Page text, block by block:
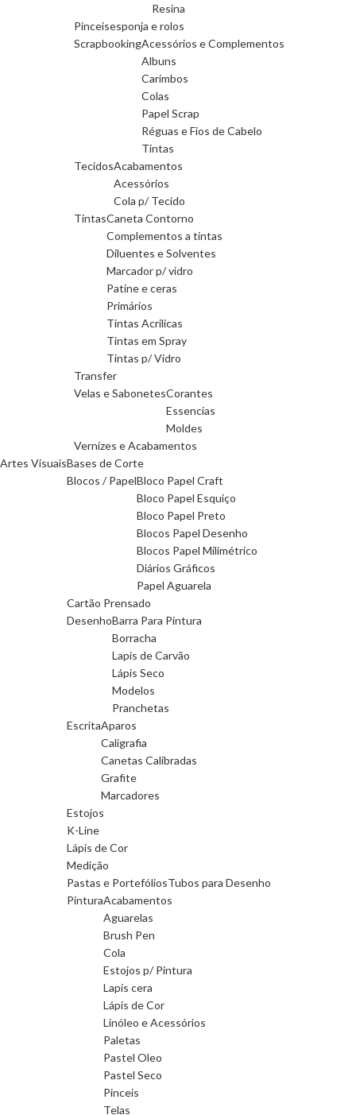
Resina
Pinceisesponja e rolos
ScrapbookingAcessórios e Complementos
Albuns
Carimbos
Colas
Papel Scrap
Réguas e Fios de Cabelo
Tintas
TecidosAcabamentos
Acessórios
Cola p/ Tecido
TintasCaneta Contorno
Complementos a tintas
Diluentes e Solventes
Marcador p/ vidro
Patine e ceras
Primários
Tintas Acrilicas
Tintas em Spray
Tintas p/ Vidro
Transfer
Velas e SabonetesCorantes
Essencias
Moldes
Vernizes e Acabamentos
Artes VisuaisBases de Corte
Blocos / PapelBloco Papel Craft
Bloco Papel Esquiço
Bloco Papel Preto
Blocos Papel Desenho
Blocos Papel Milimétrico
Diários Gráficos
Papel Aguarela
Cartão Prensado
DesenhoBarra Para Pintura
Borracha
Lapis de Carvão
Lápis Seco
Modelos
Pranchetas
EscritaAparos
Caligrafia
Canetas Calibradas
Grafite
Marcadores
Estojos
K-Line
Lápis de Cor
Medição
Pastas e PortefóliosTubos para Desenho
PinturaAcabamentos
Aguarelas
Brush Pen
Cola
Estojos p/ Pintura
Lapis cera
Lápis de Cor
Linóleo e Acessórios
Paletas
Pastel Oleo
Pastel Seco
Pinceis
Telas